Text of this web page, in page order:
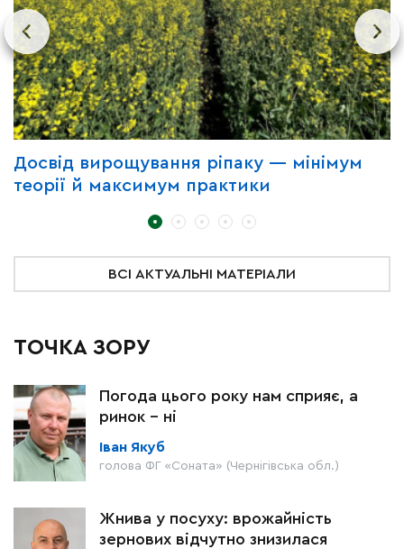
Досвід вирощування ріпаку — мінімум
теорії й максимум практики
ВСІ АКТУАЛЬНІ МАТЕРІАЛИ
ТОЧКА ЗОРУ
Погода цього року нам сприяє, а
ринок – ні
Іван Якуб
голова ФГ «Соната» (Чернігівська обл.)
Жнива у посуху: врожайність
зернових відчутно знизилася